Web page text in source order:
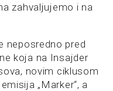
zahvaljujemo i na
neposredno pred
koja na Insajder
novim ciklusom
„Marker“, a